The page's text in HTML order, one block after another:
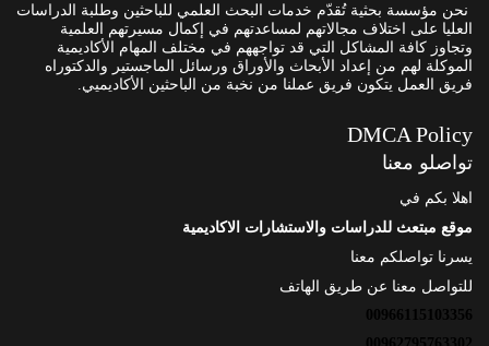
نحن مؤسسة بحثية تُقدّم خدمات البحث العلمي للباحثين وطلبة الدراسات
العليا على اختلاف مجالاتهم لمساعدتهم في إكمال مسيرتهم العلمية
وتجاوز كافة المشاكل التي قد تواجههم في مختلف المهام الأكاديمية
الموكلة لهم من إعداد الأبحاث والأوراق ورسائل الماجستير والدكتوراه
فريق العمل يتكون فريق عملنا من نخبة من الباحثين الأكاديميي.
DMCA Policy
تواصلو معنا
اهلا بكم في
موقع مبتعث للدراسات والاستشارات الاكاديمية
يسرنا تواصلكم معنا
للتواصل معنا عن طريق الهاتف
00966115103356